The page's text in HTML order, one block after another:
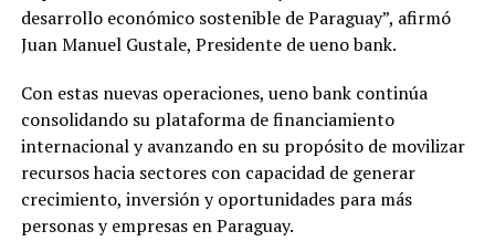
desarrollo económico sostenible de Paraguay”, afirmó
Juan Manuel Gustale, Presidente de ueno bank.
Con estas nuevas operaciones, ueno bank continúa
consolidando su plataforma de financiamiento
internacional y avanzando en su propósito de movilizar
recursos hacia sectores con capacidad de generar
crecimiento, inversión y oportunidades para más
personas y empresas en Paraguay.